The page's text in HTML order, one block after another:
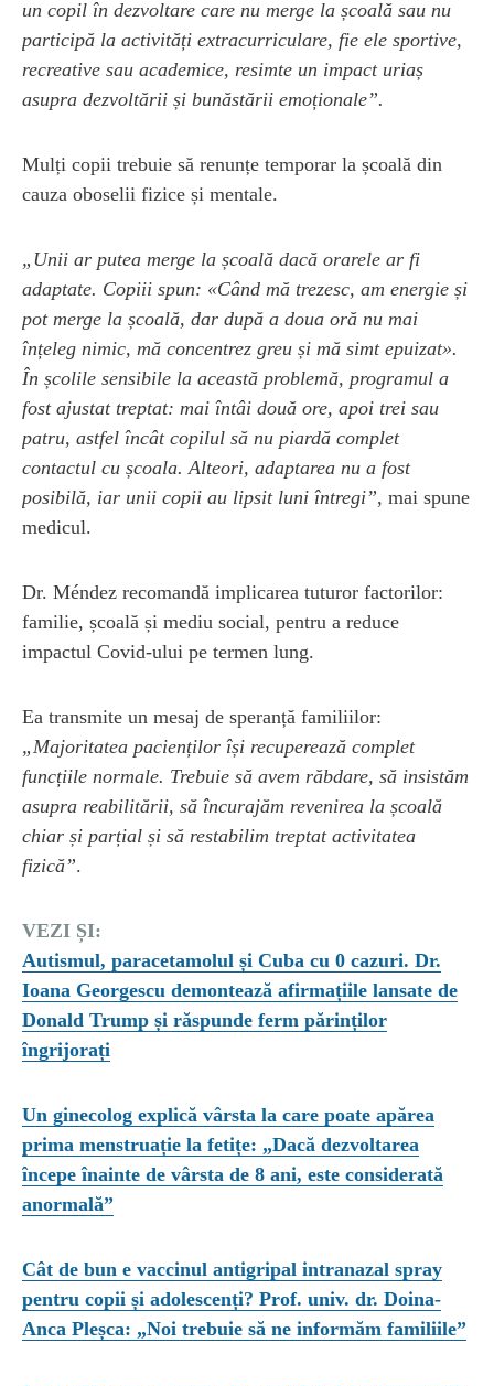
un copil în dezvoltare care nu merge la școală sau nu
participă la activități extracurriculare, fie ele sportive,
recreative sau academice, resimte un impact uriaș
asupra dezvoltării și bunăstării emoționale”.
Mulți copii trebuie să renunțe temporar la școală din
cauza oboselii fizice și mentale.
„Unii ar putea merge la școală dacă orarele ar fi
adaptate. Copiii spun: «Când mă trezesc, am energie și
pot merge la școală, dar după a doua oră nu mai
înțeleg nimic, mă concentrez greu și mă simt epuizat».
În școlile sensibile la această problemă, programul a
fost ajustat treptat: mai întâi două ore, apoi trei sau
patru, astfel încât copilul să nu piardă complet
contactul cu școala. Alteori, adaptarea nu a fost
posibilă, iar unii copii au lipsit luni întregi”, mai spune
medicul.
Dr. Méndez recomandă implicarea tuturor factorilor:
familie, școală și mediu social, pentru a reduce
impactul Covid-ului pe termen lung.
Ea transmite un mesaj de speranță familiilor:
„Majoritatea pacienților își recuperează complet
funcțiile normale. Trebuie să avem răbdare, să insistăm
asupra reabilitării, să încurajăm revenirea la școală
chiar și parțial și să restabilim treptat activitatea
fizică”.
VEZI ȘI:
Autismul, paracetamolul și Cuba cu 0 cazuri. Dr.
Ioana Georgescu demontează afirmațiile lansate de
Donald Trump și răspunde ferm părinților
îngrijorați
Un ginecolog explică vârsta la care poate apărea
prima menstruație la fetițe: „Dacă dezvoltarea
începe înainte de vârsta de 8 ani, este considerată
anormală”
Cât de bun e vaccinul antigripal intranazal spray
pentru copii și adolescenți? Prof. univ. dr. Doina-
Anca Pleșca: „Noi trebuie să ne informăm familiile”